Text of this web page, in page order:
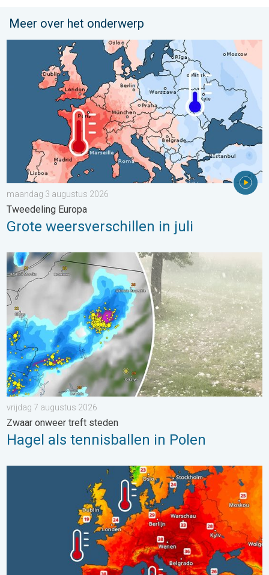
Meer over het onderwerp
Grote weersverschillen in juli. Tweedeling Europa. . .
maandag 3 augustus 2026
Tweedeling Europa
Grote weersverschillen in juli
Hagel als tennisballen in Polen. Zwaar onweer treft steden. . .
vrijdag 7 augustus 2026
Zwaar onweer treft steden
Hagel als tennisballen in Polen
Europese zeeën zijn ongewoon warm. Tot 30 graden. . .